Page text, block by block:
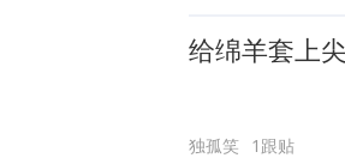
给绵羊套上
独孤笑 1跟贴